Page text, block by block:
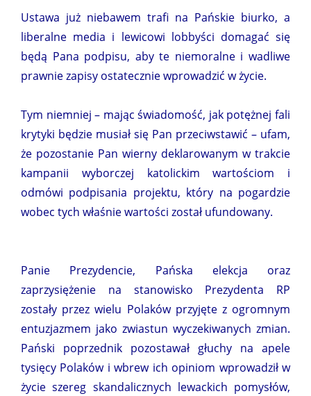
Ustawa już niebawem trafi na Pańskie biurko, a
liberalne media i lewicowi lobbyści domagać się
będą Pana podpisu, aby te niemoralne i wadliwe
prawnie zapisy ostatecznie wprowadzić w życie.
Tym niemniej – mając świadomość, jak potężnej fali
krytyki będzie musiał się Pan przeciwstawić – ufam,
że pozostanie Pan wierny deklarowanym w trakcie
kampanii wyborczej katolickim wartościom i
odmówi podpisania projektu, który na pogardzie
wobec tych właśnie wartości został ufundowany.
Panie Prezydencie, Pańska elekcja oraz
zaprzysiężenie na stanowisko Prezydenta RP
zostały przez wielu Polaków przyjęte z ogromnym
entuzjazmem jako zwiastun wyczekiwanych zmian.
Pański poprzednik pozostawał głuchy na apele
tysięcy Polaków i wbrew ich opiniom wprowadził w
życie szereg skandalicznych lewackich pomysłów,